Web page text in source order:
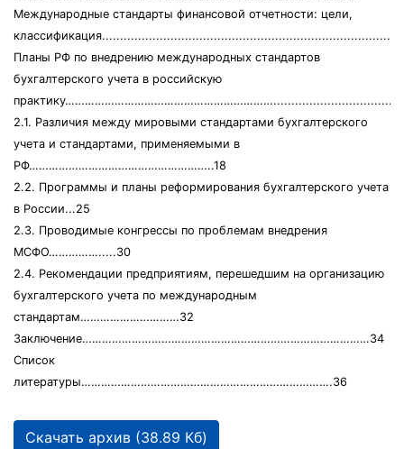
Международные стандарты финансовой отчетности: цели,
Планы РФ по внедрению международных стандартов
бухгалтерского учета в российскую
2.1. Различия между мировыми стандартами бухгалтерского
учета и стандартами, применяемыми в
РФ………………………………………………..18
2.2. Программы и планы реформирования бухгалтерского учета
в России...25
2.3. Проводимые конгрессы по проблемам внедрения
МСФО…………….....30
2.4. Рекомендации предприятиям, перешедшим на организацию
бухгалтерского учета по международным
стандартам…………………………32
Заключение……………………………………………………………………………34
Список
литературы………………………………………………………………….36
Скачать архив (38.89 Кб)